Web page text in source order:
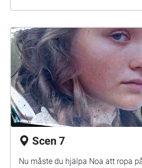
Scen 7
Nu måste du hjälpa Noa att ropa